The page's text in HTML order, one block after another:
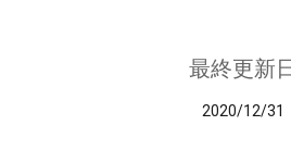
最終更新
2020/12/31